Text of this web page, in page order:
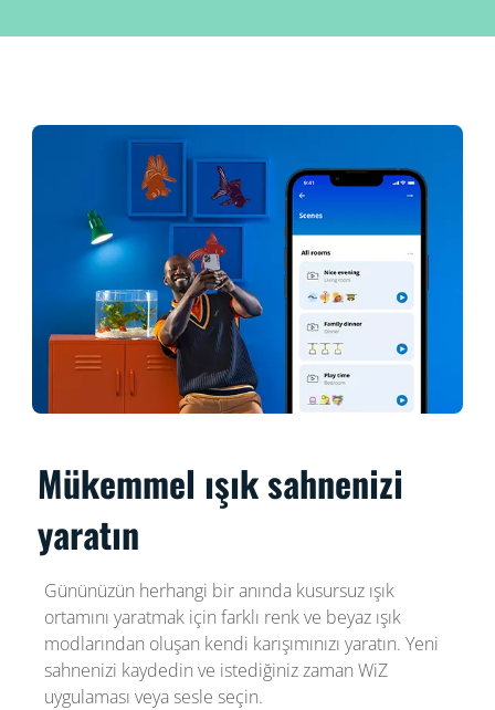
Mükemmel ışık sahnenizi
yaratın
Gününüzün herhangi bir anında kusursuz ışık
ortamını yaratmak için farklı renk ve beyaz ışık
modlarından oluşan kendi karışımınızı yaratın. Yeni
sahnenizi kaydedin ve istediğiniz zaman WiZ
uygulaması veya sesle seçin.